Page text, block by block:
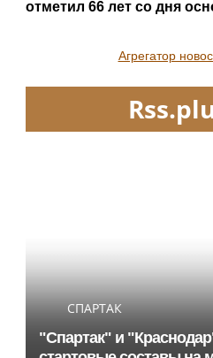
отметил 66 лет со дня
Агрегатор
СПАРТАК
"Спартак" и